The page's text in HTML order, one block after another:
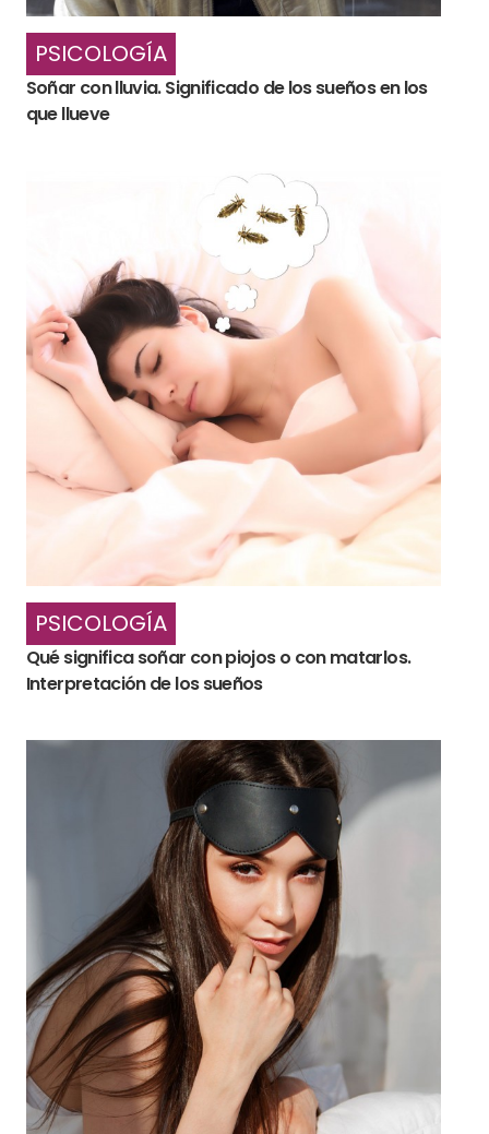
PSICOLOGÍA
Soñar con lluvia. Significado de los sueños en los
que llueve
PSICOLOGÍA
Qué significa soñar con piojos o con matarlos.
Interpretación de los sueños